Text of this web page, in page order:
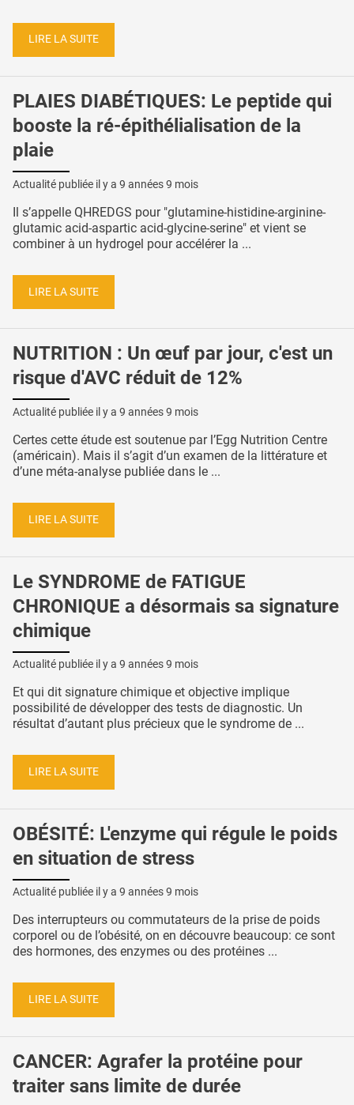
LIRE LA SUITE
PLAIES DIABÉTIQUES: Le peptide qui
booste la ré-épithélialisation de la
plaie
Actualité publiée il y a 9 années 9 mois
Il s’appelle QHREDGS pour "glutamine-histidine-arginine-
glutamic acid-aspartic acid-glycine-serine" et vient se
combiner à un hydrogel pour accélérer la ...
LIRE LA SUITE
NUTRITION : Un œuf par jour, c'est un
risque d'AVC réduit de 12%
Actualité publiée il y a 9 années 9 mois
Certes cette étude est soutenue par l’Egg Nutrition Centre
(américain). Mais il s’agit d’un examen de la littérature et
d’une méta-analyse publiée dans le ...
LIRE LA SUITE
Le SYNDROME de FATIGUE
CHRONIQUE a désormais sa signature
chimique
Actualité publiée il y a 9 années 9 mois
Et qui dit signature chimique et objective implique
possibilité de développer des tests de diagnostic. Un
résultat d’autant plus précieux que le syndrome de ...
LIRE LA SUITE
OBÉSITÉ: L'enzyme qui régule le poids
en situation de stress
Actualité publiée il y a 9 années 9 mois
Des interrupteurs ou commutateurs de la prise de poids
corporel ou de l’obésité, on en découvre beaucoup: ce sont
des hormones, des enzymes ou des protéines ...
LIRE LA SUITE
CANCER: Agrafer la protéine pour
traiter sans limite de durée